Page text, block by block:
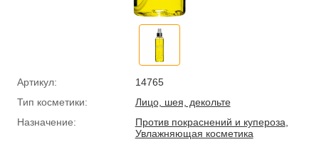
Артикул:
14765
Тип косметики:
Лицо, шея, декольте
Назначение:
Против покраснений и купероза
Увлажняющая косметика